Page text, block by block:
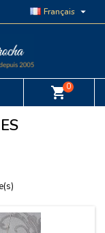
Français 
shopping_cart0